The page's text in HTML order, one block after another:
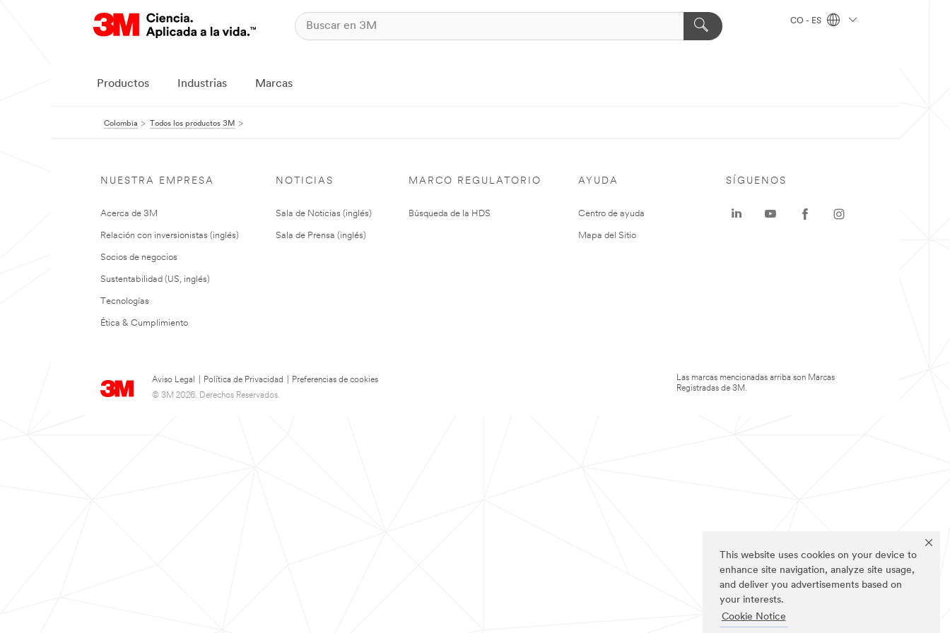
This website uses cookies on your device to
enhance site navigation, analyze site usage,
and deliver you advertisements based on
your interests.
Cookie Notice
CO - ES
Productos Industrias Marcas
Colombia Todos los productos 3M
NUESTRA EMPRESA
Acerca de 3M
Relación con inversionistas (inglés)
Socios de negocios
Sustentabilidad (US, inglés)
Tecnologías
Ética & Cumplimiento
NOTICIAS
Sala de Noticias (inglés)
Sala de Prensa (inglés)
MARCO REGULATORIO
Búsqueda de la HDS
AYUDA
Centro de ayuda
Mapa del Sitio
Aviso Legal Política de Privacidad
Preferencias de cookies
© 3M 2026. Derechos Reservados.
SÍGUENOS
Las marcas mencionadas arriba son Marcas
Registradas de 3M.